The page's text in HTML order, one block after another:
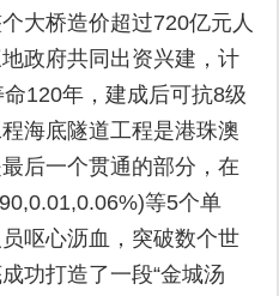
大桥造价超过720亿元人
政府共同出资兴建，计
120年，建成后可抗8级
海底隧道工程是港珠澳
后一个贯通的部分，在
等5个单
呕心沥血，突破数个世
功打造了一段“金城汤